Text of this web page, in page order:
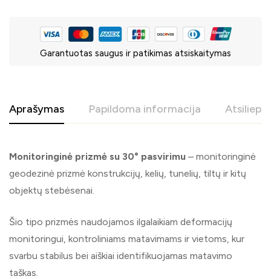
Garantuotas saugus ir patikimas atsiskaitymas
Aprašymas Papildoma informacija
Monitoringinė prizmė su 30° pasvirimu – monitoringinė
geodezinė prizmė konstrukcijų, kelių, tunelių, tiltų ir kitų
objektų stebėsenai.
Šio tipo prizmės naudojamos ilgalaikiam deformacijų
monitoringui, kontroliniams matavimams ir vietoms, kur
svarbu stabilus bei aiškiai identifikuojamas matavimo
taškas.